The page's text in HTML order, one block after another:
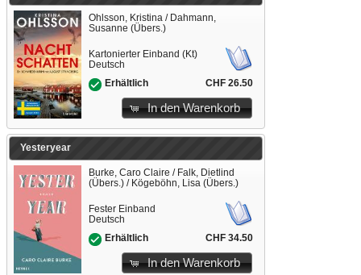
Ohlsson, Kristina / Dahmann,
Susanne (Übers.)
Kartonierter Einband (Kt)
Deutsch
Erhältlich
CHF 26.50
In den Warenkorb
Yesteryear
Burke, Caro Claire / Falk, Dietlind
(Übers.) / Kögeböhn, Lisa (Übers.)
Fester Einband
Deutsch
Erhältlich
CHF 34.50
In den Warenkorb